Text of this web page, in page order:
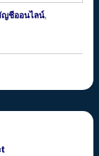
ญชีออนไลน์,